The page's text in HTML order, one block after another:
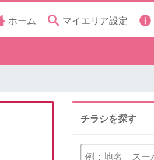
ホーム マイエリア設定
チラシを探す